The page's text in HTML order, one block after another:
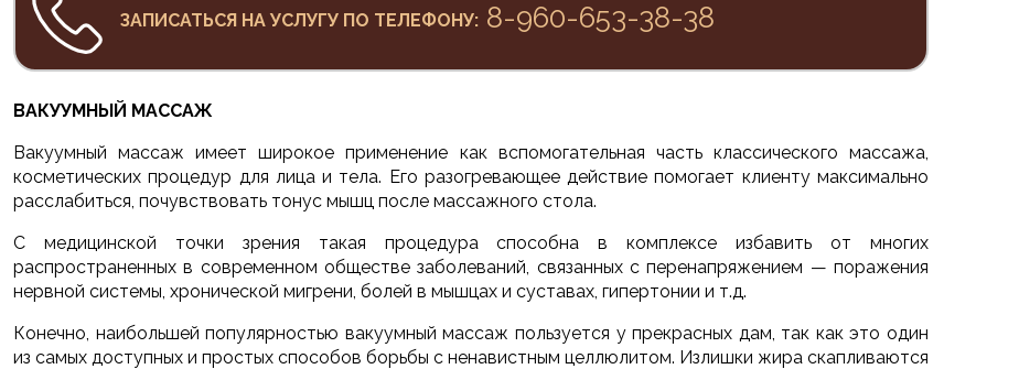
ЗАПИСАТЬСЯ НА УСЛУГУ ПО ТЕЛЕФОНУ: 8-960-653-38-38
ВАКУУМНЫЙ МАССАЖ
Вакуумный массаж имеет широкое применение как вспомогательная часть классического массажа,
косметических процедур для лица и тела. Его разогревающее действие помогает клиенту максимально
расслабиться, почувствовать тонус мышц после массажного стола.
С медицинской точки зрения такая процедура способна в комплексе избавить от многих
распространенных в современном обществе заболеваний, связанных с перенапряжением — поражения
нервной системы, хронической мигрени, болей в мышцах и суставах, гипертонии и т.д.
Конечно, наибольшей популярностью вакуумный массаж пользуется у прекрасных дам, так как это один
из самых доступных и простых способов борьбы с ненавистным целлюлитом. Излишки жира скапливаются